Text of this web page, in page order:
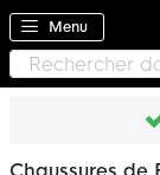
Menu